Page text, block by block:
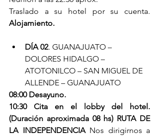
Alojamiento.
DÍA 02. GUANAJUATO –
DOLORES HIDALGO –
ATOTONILCO – SAN MIGUEL DE
ALLENDE – GUANAJUATO
08:00 Desayuno.
10:30 Cita en el lobby del hotel.
(Duración aproximada 08 hs) RUTA DE
LA INDEPENDENCIA Nos dirigirnos a